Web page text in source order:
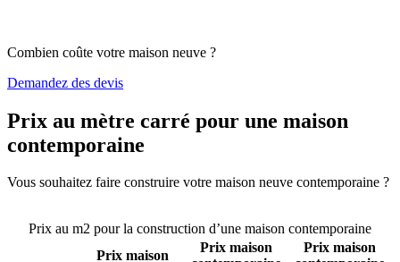
Combien coûte votre maison neuve ?
Demandez des devis
Prix au mètre carré pour une maison
contemporaine
Vous souhaitez faire construire votre maison neuve contemporaine ?
Prix au m2 pour la construction d’une maison contemporaine
Prix maison
Prix maison
Prix maison